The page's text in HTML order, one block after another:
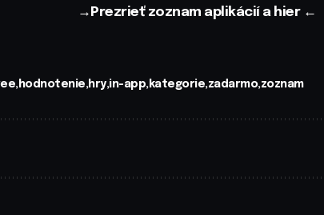
→ Prezrieť zoznam aplikácií a hier ←
hodnotenie hry in-app kategorie zadarmo zoznam